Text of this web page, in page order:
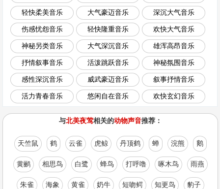
轻快柔美音乐 大气豪迈音乐 深沉大气音乐
伤感忧怨音乐 轻快隆重音乐 欢快大气音乐
神秘另类音乐 大气深沉音乐 雄浑高昂音乐
抒情叙事音乐 活泼跳跃音乐 神秘氛围音乐
感性深沉音乐 威武豪迈音乐 叙事抒情音乐
活力青春音乐 悠闲自在音乐 欢快玄幻音乐
与北美夜莺相关的动物声音推荐：
天竺鼠 鹤 云雀 虎鲸 丹顶鹤 蝉 浣熊 鹅
黄鹂 相思鸟 白鹭 蜂鸟 打呼噜 啄木鸟 雨燕
朱雀 海象 黄雀 奶牛 短吻鳄 知更鸟 豹子